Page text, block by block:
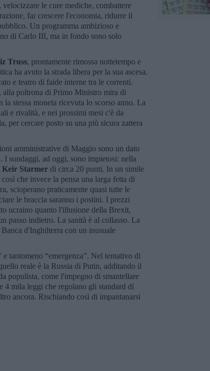
velocizzare le cure mediche, combattere
far crescere l'economia, ridurre il
Un programma ambizioso e
di Carlo III, ma in fondo sono solo
Truss, prontamente rimossa nottetempo e
ha avuto la strada libera per la sua ascesa.
e teatro di faide interne tra le correnti.
alla poltrona di Primo Ministro mira di
stessa moneta ricevuta lo scorso anno. La
e rivalità, e nei prossimi mesi c'è da
per cercare posto su una più sicura zattera
amministrative di Maggio sono un dato
sondaggi, ad oggi, sono impietosi: nella
Keir Starmer di circa 20 punti. In un simile
che invece la pensa una larga fetta di
scioperano praticamente quasi tutte le
le braccia saranno i postini. I prezzi
ucraino quanto l'illusione della Brexit,
passo indietro. La sanità è al collasso. La
Banca d'Inghilterra con un inusuale
tantomeno “emergenza”. Nel tentativo di
reale è la Russia di Putin, additando il
populista, come l'impegno di smantellare
mila leggi che regolano gli standard di
ancora. Rischiando così di impantanarsi